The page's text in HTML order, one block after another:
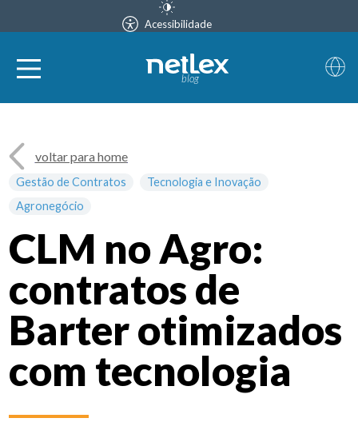
Acessibilidade
blog
Gestão de Contratos
Tecnologia e Inovação
Agronegócio
voltar para home
CLM no Agro:
contratos de
Barter otimizados
com tecnologia